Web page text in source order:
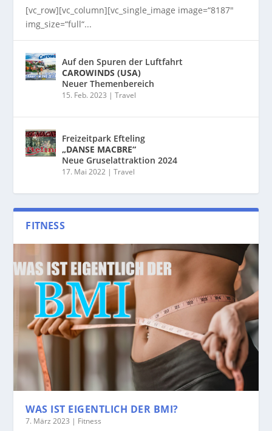
[vc_row][vc_column][vc_single_image image=“8187″
img_size=“full“...
Auf den Spuren der Luftfahrt
CAROWINDS (USA)
Neuer Themenbereich
15. Feb. 2023 |Travel
Freizeitpark Efteling
„DANSE MACBRE“
Neue Gruselattraktion 2024
17. Mai 2022 |Travel
FITNESS
WAS IST EIGENTLICH DER BMI?
7. März 2023 | Fitness